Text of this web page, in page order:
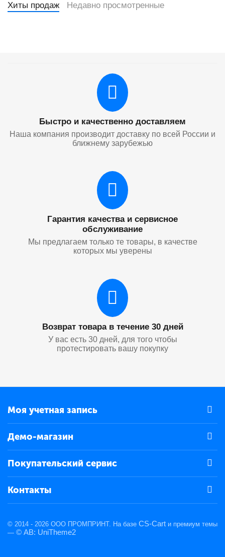
Хиты продаж Недавно просмотренные
Быстро и качественно доставляем
Наша компания производит доставку по всей России и
ближнему зарубежью
Гарантия качества и сервисное
обслуживание
Мы предлагаем только те товары, в качестве
которых мы уверены
Возврат товара в течение 30 дней
У вас есть 30 дней, для того чтобы
протестировать вашу покупку
Моя учетная запись
Демо-магазин
Покупательский сервис
Контакты
© 2014 - 2026 ООО ПРОМПРИНТ. На базе CS-Cart и премиум темы
— © AB: UniTheme2